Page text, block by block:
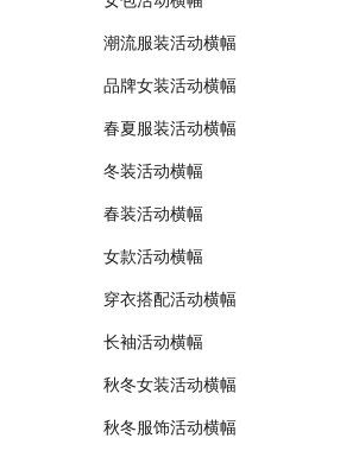
潮流服装活动横幅
品牌女装活动横幅
春夏服装活动横幅
冬装活动横幅
春装活动横幅
女款活动横幅
穿衣搭配活动横幅
长袖活动横幅
秋冬女装活动横幅
秋冬服饰活动横幅